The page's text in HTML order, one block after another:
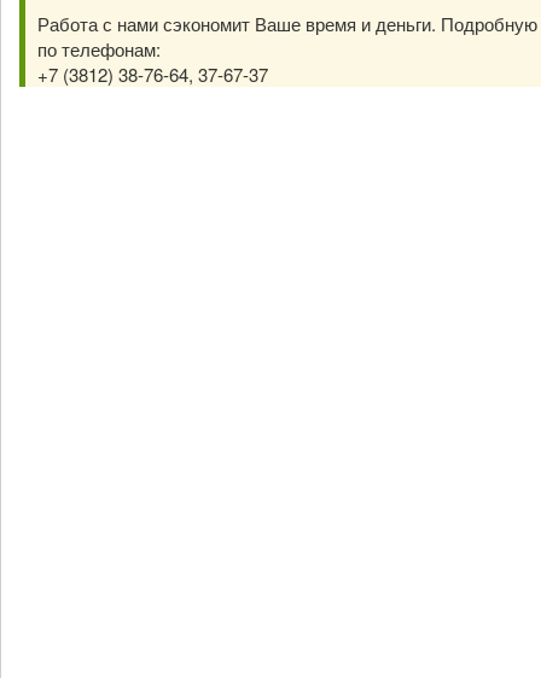
Работа с нами сэкономит Ваше время и деньги.
по телефонам:
+7 (3812) 38-76-64, 37-67-37